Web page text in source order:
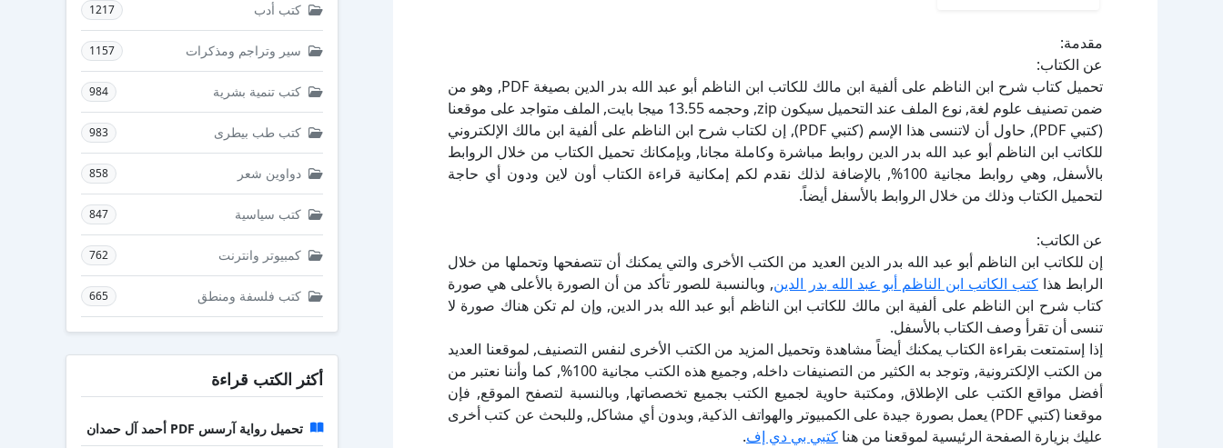
مقدمة:
عن الكتاب:
تحميل كتاب شرح ابن الناظم على ألفية ابن مالك للكاتب ابن الناظم أبو عبد الله بدر الدين بصيغة PDF, وهو من
ضمن تصنيف علوم لغة, نوع الملف عند التحميل سيكون zip, وحجمه 13.55 ميجا بايت, الملف متواجد على موقعنا
(كتبي PDF), حاول أن لاتنسى هذا الإسم (كتبي PDF), إن لكتاب شرح ابن الناظم على ألفية ابن مالك الإلكتروني
للكاتب ابن الناظم أبو عبد الله بدر الدين روابط مباشرة وكاملة مجانا, وبإمكانك تحميل الكتاب من خلال الروابط
بالأسفل, وهي روابط مجانية 100%, بالإضافة لذلك نقدم لكم إمكانية قراءة الكتاب أون لاين ودون أي حاجة
لتحميل الكتاب وذلك من خلال الروابط بالأسفل أيضاً.
عن الكاتب:
إن للكاتب ابن الناظم أبو عبد الله بدر الدين العديد من الكتب الأخرى والتي يمكنك أن تتصفحها وتحملها من خلال
الرابط هذاكتب الكاتب ابن الناظم أبو عبد الله بدر الدين, وبالنسبة للصور تأكد من أن الصورة بالأعلى هي صورة
كتاب شرح ابن الناظم على ألفية ابن مالك للكاتب ابن الناظم أبو عبد الله بدر الدين, وإن لم تكن هناك صورة لا
تنسى أن تقرأ وصف الكتاب بالأسفل.
إذا إستمتعت بقراءة الكتاب يمكنك أيضاً مشاهدة وتحميل المزيد من الكتب الأخرى لنفس التصنيف, لموقعنا العديد
من الكتب الإلكترونية, وتوجد به الكثير من التصنيفات داخله, وجميع هذه الكتب مجانية 100%, كما وأننا نعتبر من
أفضل مواقع الكتب على الإطلاق, ومكتبة حاوية لجميع الكتب بجميع تخصصاتها, وبالنسبة لتصفح الموقع, فإن
موقعنا (كتبي PDF) يعمل بصورة جيدة على الكمبيوتر والهواتف الذكية, وبدون أي مشاكل, وللبحث عن كتب أخرى
عليك بزيارة الصفحة الرئيسية لموقعنا من هنا كتبي بي دي إف.
كتب أدب 1217
سير وتراجم ومذكرات 1157
كتب تنمية بشرية 984
كتب طب بيطرى 983
دواوين شعر 858
كتب سياسية 847
كمبيوتر وانترنت 762
كتب فلسفة ومنطق 665
أكثر الكتب قراءة
تحميل رواية آرسس PDF أحمد آل حمدان